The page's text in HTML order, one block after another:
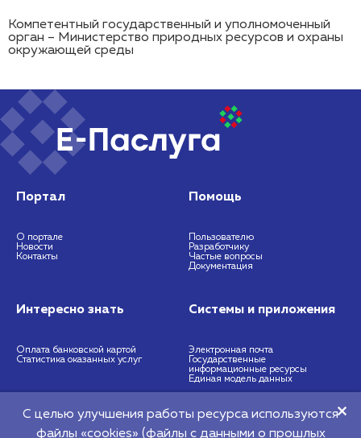
Компетентный государственный и уполномоченный
орган – Министерство природных ресурсов и охраны
окружающей среды
Портал
О портале
Новости
Контакты
Помощь
Пользователю
Разработчику
Частые вопросы
Документация
Интересно знать
Оплата банковской картой
Статистика оказанных услуг
Системы и приложения
Электронная почта
Государственные
информационные ресурсы
Единая модель данных
https://nces.by
С целью улучшения работы ресурса используются
файлы «cookies» (файлы с данными о прошлых